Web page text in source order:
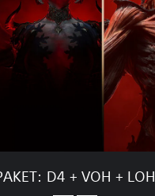
D4 + VOH + LOH